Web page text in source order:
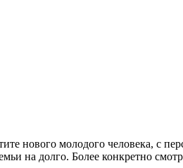
нового молодого человека, с
на долго. Более конкретно